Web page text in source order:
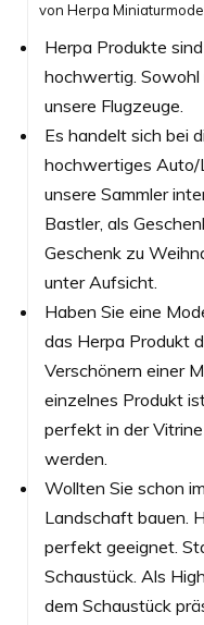
von Herpa
Herpa Produkte
hochwertig. Sowohl
unsere Flugzeuge.
Es handelt sich bei
hochwertiges Auto/
unsere Sammler
Bastler, als
Geschenk zu
unter Aufsicht.
Haben Sie eine
das Herpa Produkt
Verschönern einer
einzelnes Produkt
perfekt in der
werden.
Wollten Sie schon
Landschaft bauen.
perfekt geeignet.
Schaustück. Als
dem Schaustück